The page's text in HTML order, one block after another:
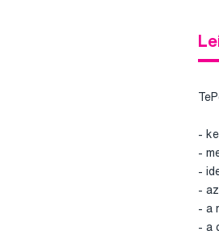
-
-
-
-
- a
- a